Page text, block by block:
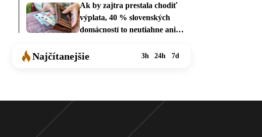
Ak by zajtra prestala chodiť
výplata, 40 % slovenských
domácností to neutiahne ani
Najčítanejšie 3h 24h 7d